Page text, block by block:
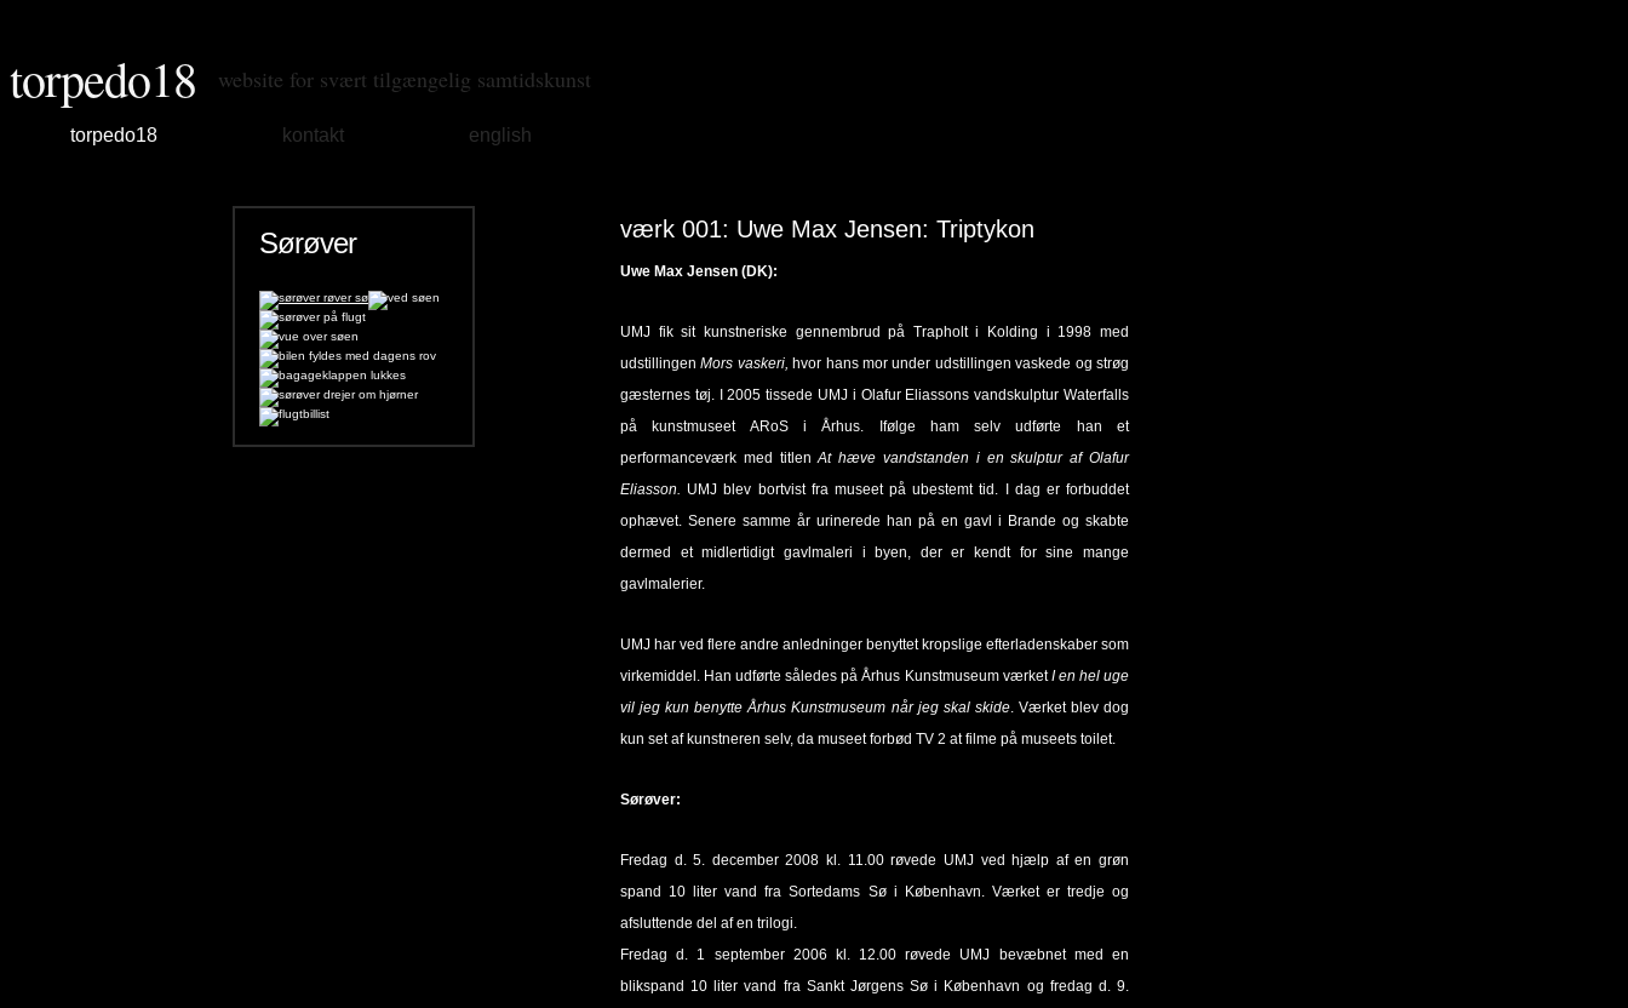
torpedo18 website for svært tilgængelig samtidskunst
torpedo18 kontakt english
Sørøver værk 001: Uwe Max Jensen: Triptykon
Uwe Max Jensen (DK):
UMJ fik sit kunstneriske gennembrud på Trapholt i Kolding i 1998 med
udstillingenMors vaskeri, hvor hans mor under udstillingen vaskede og strøg
gæsternes tøj. I 2005 tissede UMJ i Olafur Eliassons vandskulptur Waterfalls
på kunstmuseet ARoS i Århus. Ifølge ham selv udførte han et
performanceværk med titlenAt hæve vandstanden i en skulptur af Olafur
Eliasson. UMJ blev bortvist fra museet på ubestemt tid. I dag er forbuddet
ophævet. Senere samme år urinerede han på en gavl i Brande og skabte
dermed et midlertidigt gavlmaleri i byen, der er kendt for sine mange
gavlmalerier.
UMJ har ved flere andre anledninger benyttet kropslige efterladenskaber som
virkemiddel. Han udførte således på Århus Kunstmuseum værketI en hel uge
vil jeg kun benytte Århus Kunstmuseum når jeg skal skide. Værket blev dog
kun set af kunstneren selv, da museet forbød TV 2 at filme på museets toilet.
Sørøver:
Fredag d. 5. december 2008 kl. 11.00 røvede UMJ ved hjælp af en grøn
spand 10 liter vand fra Sortedams Sø i København. Værket er tredje og
afsluttende del af en trilogi.
Fredag d. 1 september 2006 kl. 12.00 røvede UMJ bevæbnet med en
blikspand 10 liter vand fra Sankt Jørgens Sø i København og fredag d. 9.